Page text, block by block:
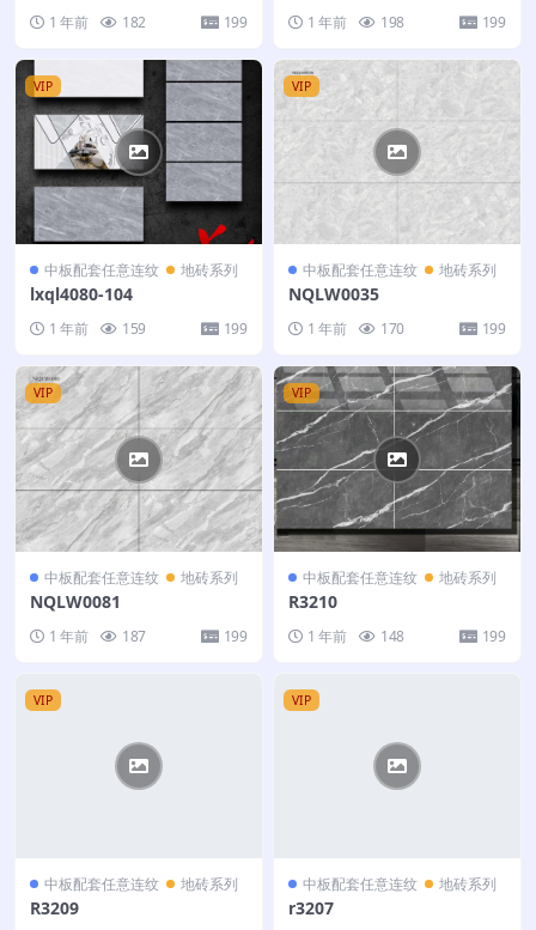
1 年前 182 199 1 年前 198 199
VIP
中板配套任意连纹 地砖系列
lxql4080-104
1 年前 159 199
VIP
中板配套任意连纹 地砖系列
NQLW0035
1 年前 170 199
VIP
中板配套任意连纹 地砖系列
NQLW0081
1 年前 187 199
VIP
中板配套任意连纹 地砖系列
R3210
1 年前 148 199
VIP
中板配套任意连纹 地砖系列
R3209
VIP
中板配套任意连纹 地砖系列
r3207